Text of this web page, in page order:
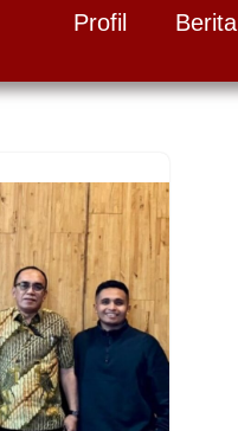
Profil Berita